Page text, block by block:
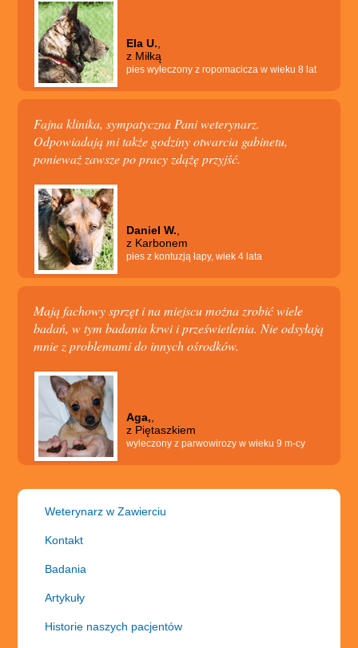
Ela U.
z Miłką
pies wyleczony z ropomacicza w wieku 8 lat
Fajna klinika, sympatyczna Pani weterynarz.
Odpowiadają mi także godziny otwarcia gabinetu,
ponieważ zawsze po pracy zdążę przyjść.
Daniel W.
z Karbonem
pies z kontuzją łapy, wiek 4 lata
Mają fachowy sprzęt i na miejscu można zrobić wiele
badań, w tym badania krwi i prześwietlenia. Nie odsyłają
mnie z problemami do innych ośrodków.
Aga,
z Piętaszkiem
wyleczony z parwowirozy w wieku 9 m-cy
Weterynarz w Zawierciu
Kontakt
Badania
Artykuły
Historie naszych pacjentów